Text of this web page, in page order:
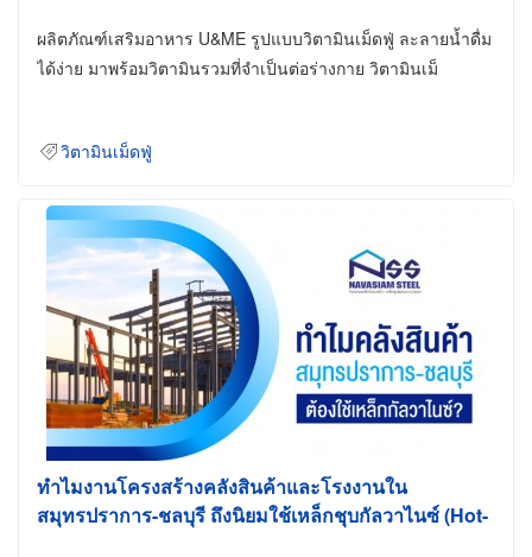
ผลิตภัณฑ์เสริมอาหาร U&ME รูปแบบวิตามินเม็ดฟู่ ละลายน้ำดื่ม
ได้ง่าย มาพร้อมวิตามินรวมที่จำเป็นต่อร่างกาย วิตามินเม็
วิตามินเม็ดฟู่
ทำไมงานโครงสร้างคลังสินค้าและโรงงานใน
สมุทรปราการ-ชลบุรี ถึงนิยมใช้เหล็กชุบกัลวาไนซ์ (Hot-